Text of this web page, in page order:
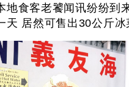
地食客老饕闻讯纷纷到
天 居然可售出30公斤冰